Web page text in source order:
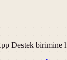
Destek birimine